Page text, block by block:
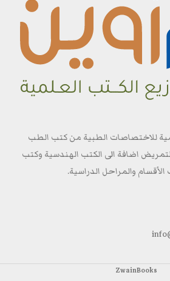
للاختصاصات الطبية من كتب الطب
اضافة الى الكتب الهندسية وكتب
والمراحل الدراسية.
ZwainBooks